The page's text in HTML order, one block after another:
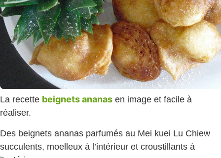
La recette beignets ananas en image et facile à
réaliser.
Des beignets ananas parfumés au Mei kuei Lu Chiew
succulents, moelleux à l’intérieur et croustillants à